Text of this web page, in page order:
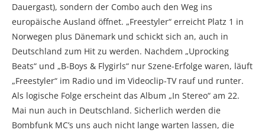
Dauergast), sondern der Combo auch den Weg ins
europäische Ausland öffnet. „Freestyler“ erreicht Platz 1 in
Norwegen plus Dänemark und schickt sich an, auch in
Deutschland zum Hit zu werden. Nachdem „Uprocking
Beats“ und „B-Boys & Flygirls“ nur Szene-Erfolge waren, läuft
„Freestyler“ im Radio und im Videoclip-TV rauf und runter.
Als logische Folge erscheint das Album „In Stereo“ am 22.
Mai nun auch in Deutschland. Sicherlich werden die
Bombfunk MC’s uns auch nicht lange warten lassen, die